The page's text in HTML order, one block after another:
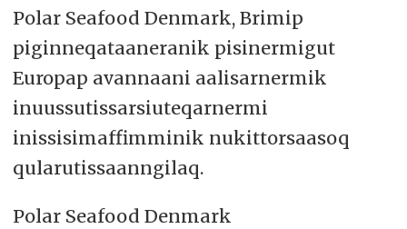
Polar Seafood Denmark, Brimip
piginneqataaneranik pisinermigut
Europap avannaani aalisarnermik
inuussutissarsiuteqarnermi
inissisimaffimminik nukittorsaasoq
qularutissaanngilaq.
Polar Seafood Denmark